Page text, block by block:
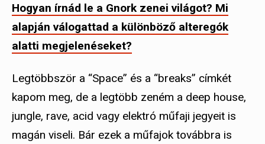
Hogyan írnád le a Gnork zenei világot? Mi
alapján válogattad a különböző alteregók
alatti megjelenéseket?
Legtöbbször a “Space” és a “breaks” címkét
kapom meg, de a legtöbb zeném a deep house,
jungle, rave, acid vagy elektró műfaji jegyeit is
magán viseli. Bár ezek a műfajok továbbra is